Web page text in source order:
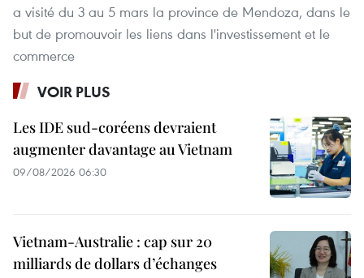
a visité du 3 au 5 mars la province de Mendoza, dans le
but de promouvoir les liens dans l'investissement et le
commerce
VOIR PLUS
Les IDE sud-coréens devraient
augmenter davantage au Vietnam
09/08/2026 06:30
Vietnam-Australie : cap sur 20
milliards de dollars d’échanges